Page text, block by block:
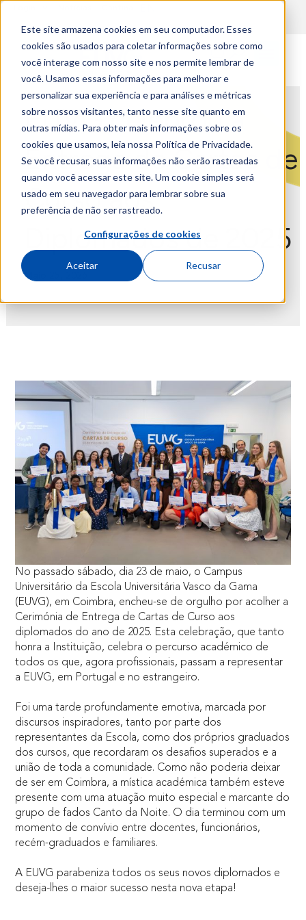
Este site armazena cookies em seu computador. Esses
cookies são usados para coletar informações sobre como
você interage com nosso site e nos permite lembrar de
você. Usamos essas informações para melhorar e
personalizar sua experiência e para análises e métricas
sobre nossos visitantes, tanto nesse site quanto em
outras mídias. Para obter mais informações sobre os
cookies que usamos, leia nossa Política de Privacidade.
Se você recusar, suas informações não serão rastreadas
quando você acessar este site. Um cookie simples será
usado em seu navegador para lembrar sobre sua
preferência de não ser rastreado.
Configurações de cookies
Aceitar Recusar
EUVG celebrou a
Entrega de Cartas de
Curso aos
Diplomados de 2025
Maio 25, 2026
No passado sábado, dia 23 de maio, o Campus
Universitário da Escola Universitária Vasco da Gama
(EUVG), em Coimbra, encheu-se de orgulho por acolher a
Cerimónia de Entrega de Cartas de Curso aos
diplomados do ano de 2025. Esta celebração, que tanto
honra a Instituição, celebra o percurso académico de
todos os que, agora profissionais, passam a representar
a EUVG, em Portugal e no estrangeiro.
Foi uma tarde profundamente emotiva, marcada por
discursos inspiradores, tanto por parte dos
representantes da Escola, como dos próprios graduados
dos cursos, que recordaram os desafios superados e a
união de toda a comunidade. Como não poderia deixar
de ser em Coimbra, a mística académica também esteve
presente com uma atuação muito especial e marcante do
grupo de fados Canto da Noite. O dia terminou com um
momento de convívio entre docentes, funcionários,
recém-graduados e familiares.
A EUVG parabeniza todos os seus novos diplomados e
deseja-lhes o maior sucesso nesta nova etapa!